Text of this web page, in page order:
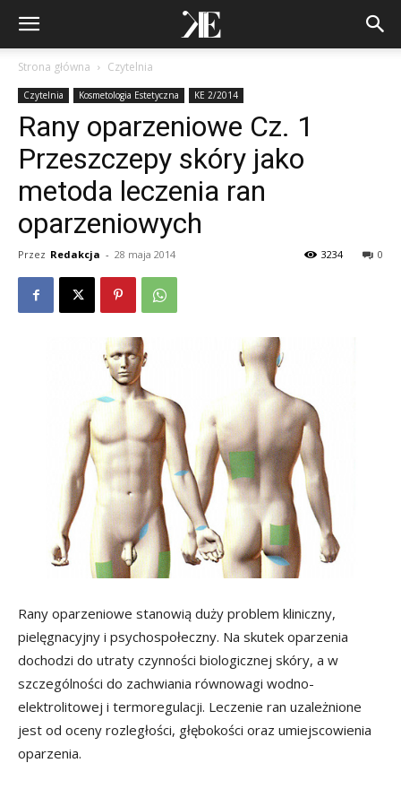
Strona główna Czytelnia
Czytelnia Kosmetologia Estetyczna KE 2/2014
Rany oparzeniowe Cz. 1
Przeszczepy skóry jako
metoda leczenia ran
oparzeniowych
Przez Redakcja - 28 maja 2014 0
3234
Rany oparzeniowe stanowią duży problem kliniczny,
pielęgnacyjny i psychospołeczny. Na skutek oparzenia
dochodzi do utraty czynności biologicznej skóry, a w
szczególności do zachwiania równowagi wodno-
elektrolitowej i termoregulacji. Leczenie ran uzależnione
jest od oceny rozległości, głębokości oraz umiejscowienia
oparzenia.